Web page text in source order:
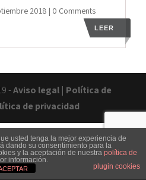
2018 | 0 Comments
LEER
-Aviso legal | Política de
de privacidad
sociales Contacto
usted tenga la mejor experiencia de
dando su consentimiento para la
y la aceptación de nuestra política de
información.
plugin cookies